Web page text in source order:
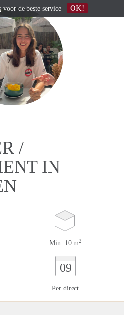
/
IN
Min. 10 m2
09
Per direct
voor de beste service OK!